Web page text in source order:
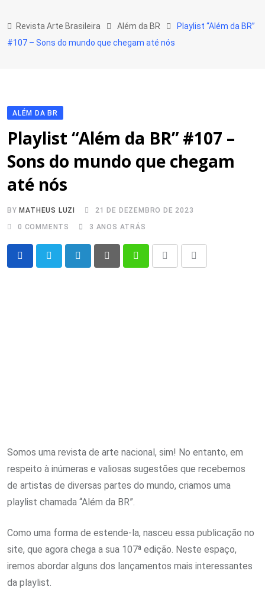
to
content
Revista Arte Brasileira Além da BR
Playlist “Além da BR”
#107 – Sons do mundo que chegam até nós
ALÉM DA BR
Playlist “Além da BR” #107 –
Sons do mundo que chegam
até nós
BY MATHEUS LUZI
21 DE DEZEMBRO DE 2023
0 COMMENTS 3 ANOS ATRÁS
Somos uma revista de arte nacional, sim! No entanto, em
respeito à inúmeras e valiosas sugestões que recebemos
de artistas de diversas partes do mundo, criamos uma
playlist chamada “Além da BR”.
Como uma forma de estende-la, nasceu essa publicação no
site, que agora chega a sua 107ª edição. Neste espaço,
iremos abordar alguns dos lançamentos mais interessantes
da playlist.